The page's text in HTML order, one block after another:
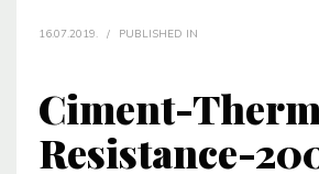
16.07.2019. / PUBLISHED IN
Ciment-
Resistance-